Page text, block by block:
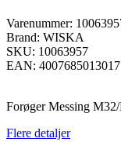
Varenummer:
Brand: WISKA
SKU: 10063957
EAN: 4007685013017
Forøger Messing
Flere detaljer